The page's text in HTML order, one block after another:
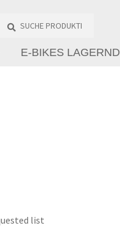
Produkte
E-BIKES LAGERND
list